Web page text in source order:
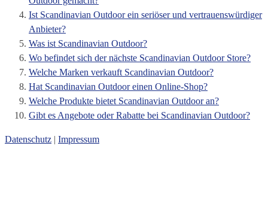
Ist Scandinavian Outdoor ein seriöser und vertrauenswürdiger
Anbieter?
Was ist Scandinavian Outdoor?
Wo befindet sich der nächste Scandinavian Outdoor Store?
Welche Marken verkauft Scandinavian Outdoor?
Hat Scandinavian Outdoor einen Online-Shop?
Welche Produkte bietet Scandinavian Outdoor an?
Gibt es Angebote oder Rabatte bei Scandinavian Outdoor?
Datenschutz | Impressum